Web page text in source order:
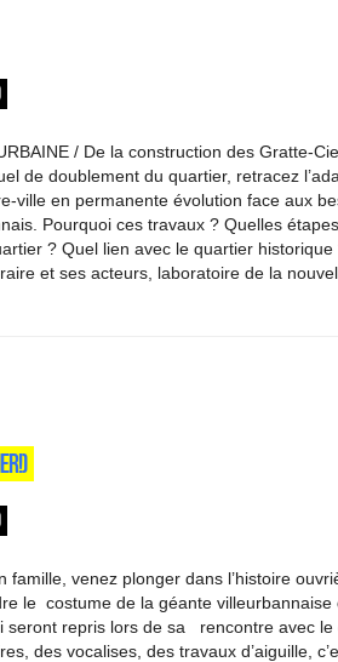
/ De la construction des Gratte-
de doublement du quartier, retracez
ville en permanente évolution face aux
Pourquoi ces travaux ? Quelles
? Quel lien avec le quartier
et ses acteurs, laboratoire de la
famille, venez plonger dans l’histoire
le costume de la géante villeurbannaise
seront repris lors de sa rencontre avec le
des vocalises, des travaux d’aiguille,